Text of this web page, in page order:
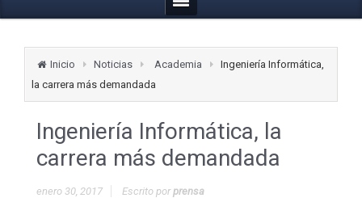
Inicio Noticias Academia
Ingeniería Informática,
la carrera más demandada
Ingeniería Informática, la
carrera más demandada
enero 30, 2017 Escrito porprensa